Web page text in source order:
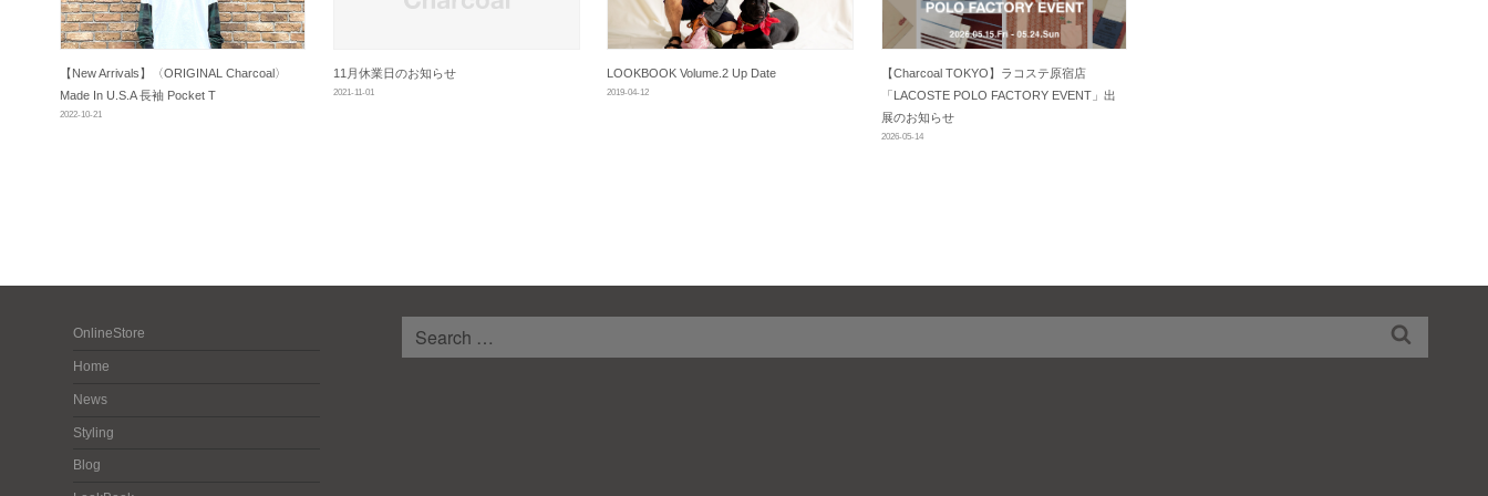
【New Arrivals】〈ORIGINAL Charcoal〉
Made In U.S.A 長袖 Pocket T
2022-10-21
11月休業日のお知らせ
2021-11-01
LOOKBOOK Volume.2 Up Date
2019-04-12
【Charcoal TOKYO】ラコステ原宿店
「LACOSTE POLO FACTORY EVENT」出
展のお知らせ
2026-05-14
OnlineStore
Home
News
Styling
Blog